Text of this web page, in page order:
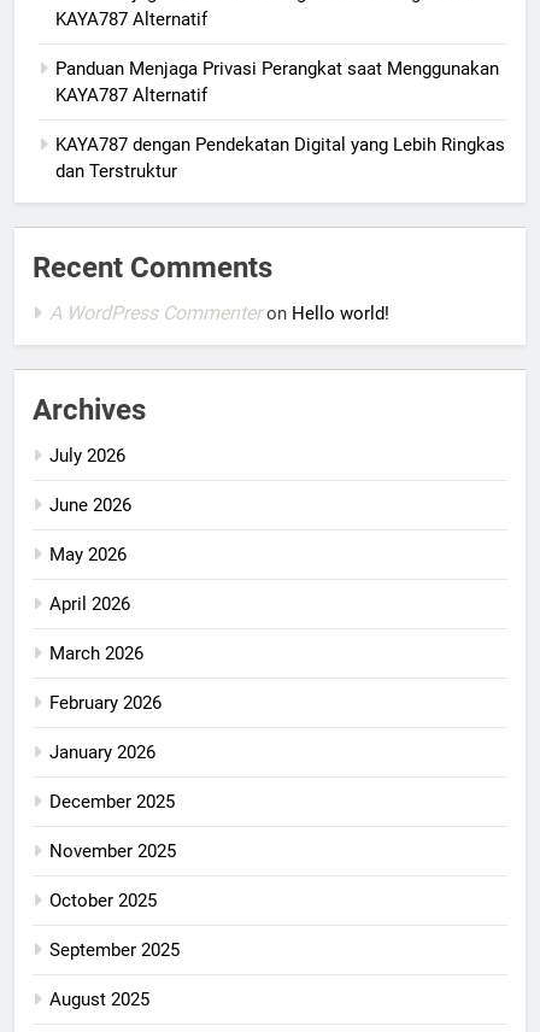
KAYA787 Alternatif
Panduan Menjaga Privasi Perangkat saat Menggunakan
KAYA787 Alternatif
KAYA787 dengan Pendekatan Digital yang Lebih Ringkas
dan Terstruktur
Recent Comments
A WordPress Commenteron Hello world!
Archives
July 2026
June 2026
May 2026
April 2026
March 2026
February 2026
January 2026
December 2025
November 2025
October 2025
September 2025
August 2025